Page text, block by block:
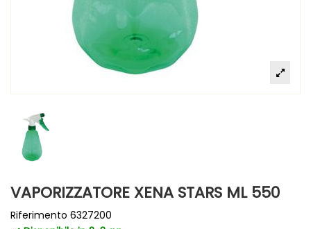
VAPORIZZATORE XENA STARS ML 550
Riferimento 6327200